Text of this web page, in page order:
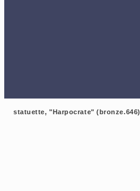
statuette, "Harpocrate" (bronze.646)